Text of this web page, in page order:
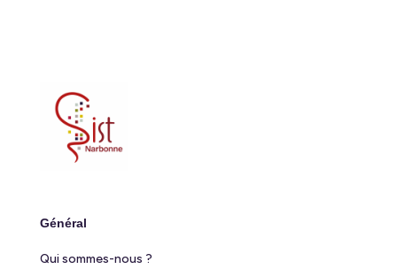
Général
Qui sommes-nous ?